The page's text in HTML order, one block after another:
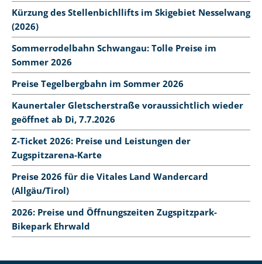
Kürzung des Stellenbichllifts im Skigebiet Nesselwang
(2026)
Sommerrodelbahn Schwangau: Tolle Preise im
Sommer 2026
Preise Tegelbergbahn im Sommer 2026
Kaunertaler Gletscherstraße voraussichtlich wieder
geöffnet ab Di, 7.7.2026
Z-Ticket 2026: Preise und Leistungen der
Zugspitzarena-Karte
Preise 2026 für die Vitales Land Wandercard
(Allgäu/Tirol)
2026: Preise und Öffnungszeiten Zugspitzpark-
Bikepark Ehrwald